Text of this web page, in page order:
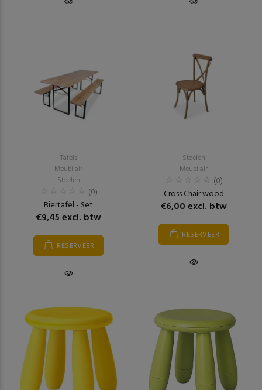
Tafels
Meubilair
Stoelen
(0)
Biertafel - Set
€9,45 excl. btw
RESERVEER
Stoelen
Meubilair
(0)
Cross Chair wood
€6,00 excl. btw
RESERVEER